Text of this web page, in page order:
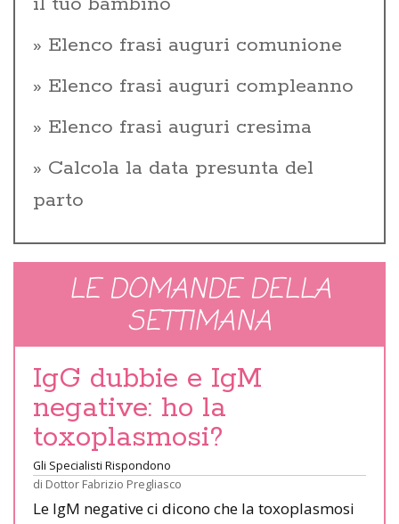
Elenco frasi auguri comunione
Elenco frasi auguri compleanno
Elenco frasi auguri cresima
Calcola la data presunta del
parto
LE DOMANDE DELLA
SETTIMANA
IgG dubbie e IgM
negative: ho la
toxoplasmosi?
Gli Specialisti Rispondono
di Dottor Fabrizio Pregliasco
Le IgM negative ci dicono che la toxoplasmosi